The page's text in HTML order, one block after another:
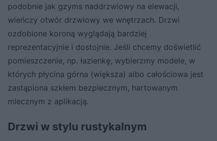
podobnie jak gzyms naddrzwiowy na elewacji,
wieńczy otwór drzwiowy we wnętrzach. Drzwi
ozdobione koroną wyglądają bardziej
reprezentacyjnie i dostojnie. Jeśli chcemy doświetlić
pomieszczenie, np. łazienkę, wybierzmy modele, w
których płycina górna (większa) albo całościowa jest
zastąpiona szkłem bezpiecznym, hartowanym
mlecznym z aplikacją.
Drzwi w stylu rustykalnym